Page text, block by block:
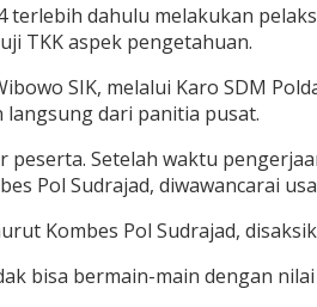
terlebih dahulu melakukan
TKK aspek pengetahuan.
SIK, melalui Karo SDM
langsung dari panitia pusat.
Setelah waktu
Pol Sudrajad, diwawancarai
Kombes Pol Sudrajad,
bisa bermain-main dengan